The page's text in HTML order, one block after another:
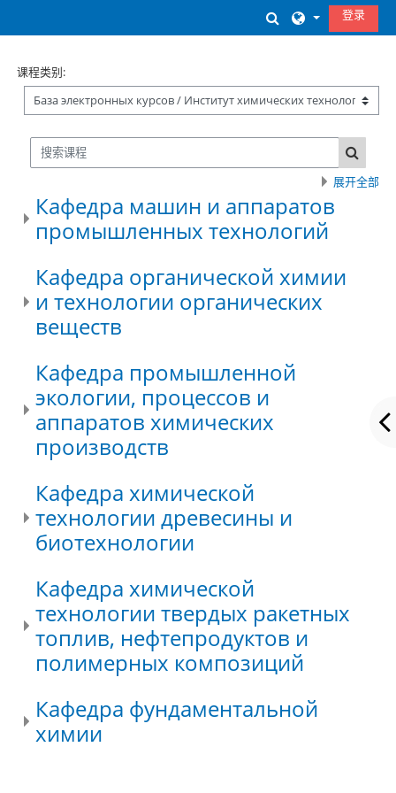
切换搜索输入
登录
课程类别:
搜索课程
搜索课
展开全部
Кафедра машин и аппаратов
промышленных технологий
Кафедра органической химии
и технологии органических
веществ
Кафедра промышленной
экологии, процессов и
аппаратов химических
производств
Кафедра химической
технологии древесины и
биотехнологии
Кафедра химической
технологии твердых ракетных
топлив, нефтепродуктов и
полимерных композиций
Кафедра фундаментальной
химии